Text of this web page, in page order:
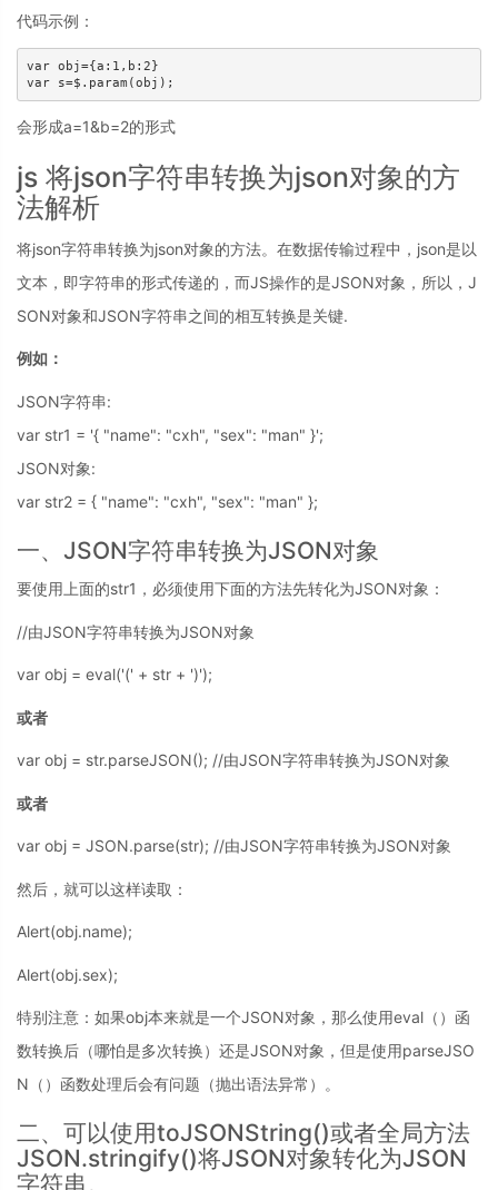
代码示例：
var obj={a:1,b:2}
var s=$.param(obj);
会形成a=1&b=2的形式
js 将json字符串转换为json对象的方
法解析
将json字符串转换为json对象的方法。在数据传输过程中，json是以
文本，即字符串的形式传递的，而JS操作的是JSON对象，所以，J
SON对象和JSON字符串之间的相互转换是关键.
例如：
JSON字符串:
var str1 = '{ "name": "cxh", "sex": "man" }';
JSON对象:
var str2 = { "name": "cxh", "sex": "man" };
一、JSON字符串转换为JSON对象
要使用上面的str1，必须使用下面的方法先转化为JSON对象：
//由JSON字符串转换为JSON对象
var obj = eval('(' + str + ')');
或者
var obj = str.parseJSON(); //由JSON字符串转换为JSON对象
或者
var obj = JSON.parse(str); //由JSON字符串转换为JSON对象
然后，就可以这样读取：
Alert(obj.name);
Alert(obj.sex);
特别注意：如果obj本来就是一个JSON对象，那么使用eval（）函
数转换后（哪怕是多次转换）还是JSON对象，但是使用parseJSO
N（）函数处理后会有问题（抛出语法异常）。
二、可以使用toJSONString()或者全局方法
JSON.stringify()将JSON对象转化为JSON
字符串。